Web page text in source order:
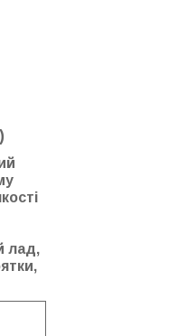
лад,